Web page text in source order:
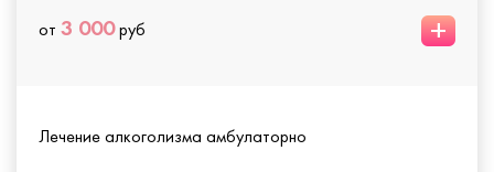
от 3 000руб +
Лечение алкоголизма амбулаторно